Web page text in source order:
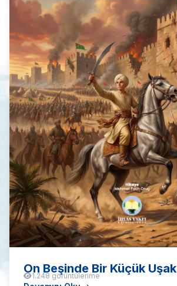
On Beşinde Bir Küçük Uşak
1.248 görüntülenme